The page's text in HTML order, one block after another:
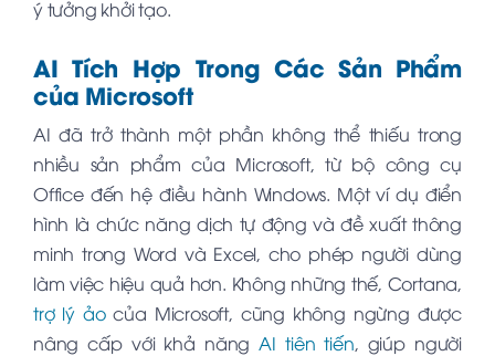
ý tưởng khởi tạo.
AI Tích Hợp Trong Các Sản Phẩm
của Microsoft
AI đã trở thành một phần không thể thiếu trong
nhiều sản phẩm của Microsoft, từ bộ công cụ
Office đến hệ điều hành Windows. Một ví dụ điển
hình là chức năng dịch tự động và đề xuất thông
minh trong Word và Excel, cho phép người dùng
làm việc hiệu quả hơn. Không những thế, Cortana,
trợ lý ảocủa Microsoft, cũng không ngừng được
nâng cấp với khả năngAI tiên tiến, giúp người